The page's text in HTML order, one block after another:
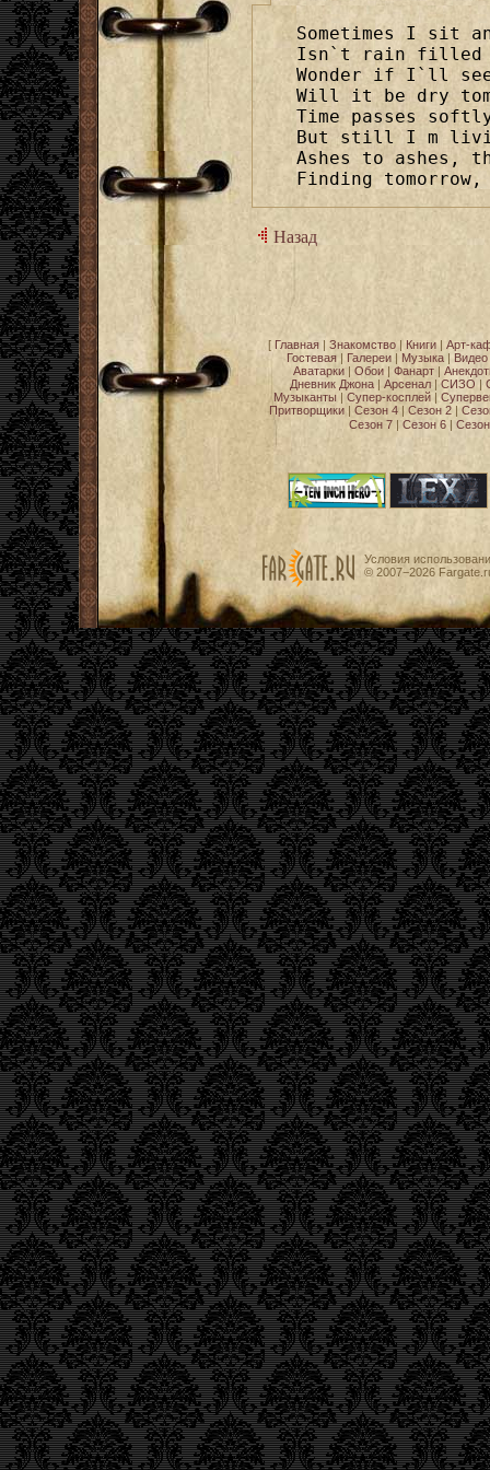
Sometimes I sit
Isn`t rain filled
Wonder if I`ll see
Will it be dry
Time passes
But still I m
Ashes to ashes,
Finding
Назад
[ Главная| Знакомство| Книги| Арт-
Гостевая
Галереи Музыка Видео
Аватарки
Обои Фанарт
Дневник Джона| Арсенал| СИЗО
Музыканты
Супер-косплей
Притворщики
Сезон 4 Сезон 2
Сезон 7| Сезон 6|
Условия
© 2007−2026